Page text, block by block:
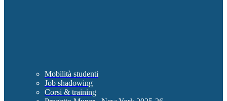
Mobilità studenti
Job shadowing
Corsi & training